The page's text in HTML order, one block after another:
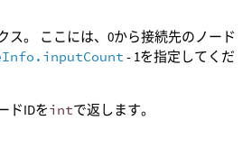
ス。 ここには、0から接続先のノード
- 1を指定してくだ
ドIDをintで返します。